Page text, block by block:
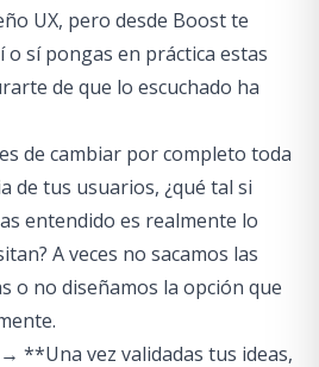
UX, pero desde Boost te
o sí pongas en práctica estas
de que lo escuchado ha
de cambiar por completo toda
de tus usuarios, ¿qué tal si
entendido es realmente lo
A veces no sacamos las
o no diseñamos la opción que
**Una vez validadas tus ideas,